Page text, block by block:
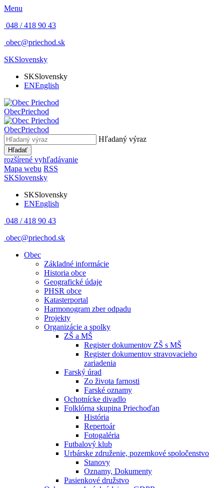
Menu
048 / 418 90 43
obec@priechod.sk
SKSlovensky
SKSlovensky
ENEnglish
ObecPriechod
ObecPriechod
Hľadaný výraz
Hľadať
rozšírené vyhľadávanie
Mapa webu RSS
SKSlovensky
SKSlovensky
ENEnglish
048 / 418 90 43
obec@priechod.sk
Obec
Základné informácie
Historia obce
Geografické údaje
PHSR obce
Katasterportal
Harmonogram zber odpadu
Projekty
Organizácie a spolky
ZŠ a MŠ
Register dokumentov ZŠ s MŠ
Register dokumentov stravovacieho
zariadenia
Farský úrad
Zo života farnosti
Farské oznamy
Ochotnícke divadlo
Folklórna skupina Priechoďan
História
Repertoár
Fotogaléria
Futbalový klub
Urbárske združenie, pozemkové spoločenstvo
Stanovy
Oznamy, Dokumenty
Pasienkové družstvo